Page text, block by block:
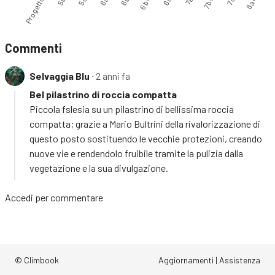
Progetto
Commenti
Selvaggia Blu ∙ 2 anni fa
Bel pilastrino di roccia compatta
Piccola fslesia su un pilastrino di bellissima roccia
compatta; grazie a Mario Bultrini della rivalorizzazione di
questo posto sostituendo le vecchie protezioni, creando
nuove vie e rendendolo fruibile tramite la pulizia dalla
vegetazione e la sua divulgazione.
Accedi per commentare
© Climbook Aggiornamenti | Assistenza